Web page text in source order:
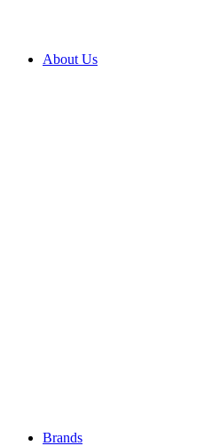
About Us
Brands